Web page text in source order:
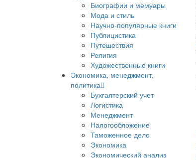
Биографии и мемуары
Мода и стиль
Научно-популярные книги
Публицистика
Путешествия
Религия
Художественные книги
Экономика, менеджмент,
политика
Бухгалтерский учет
Логистика
Менеджмент
Налогообложение
Таможенное дело
Экономика
Экономический анализ